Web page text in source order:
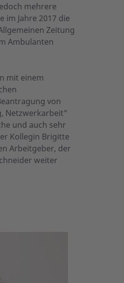
mehrere
im Jahre 2017 die
Zeitung
Ambulanten
mit einem
von
Netzwerkarbeit"
und auch sehr
Kollegin Brigitte
Arbeitgeber, der
weiter